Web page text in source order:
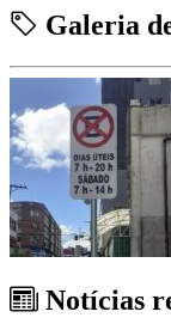
Galeria
Notícias